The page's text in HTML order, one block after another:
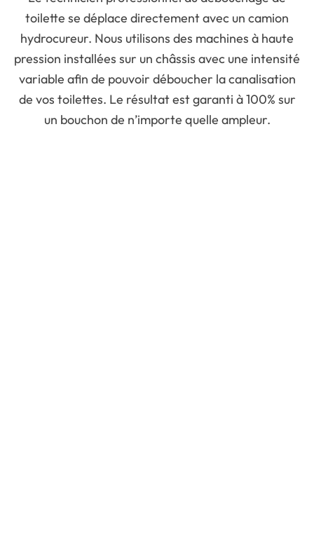
toilette se déplace directement avec un camion
hydrocureur. Nous utilisons des machines à haute
pression installées sur un châssis avec une intensité
variable afin de pouvoir déboucher la canalisation
de vos toilettes. Le résultat est garanti à 100% sur
un bouchon de n’importe quelle ampleur.